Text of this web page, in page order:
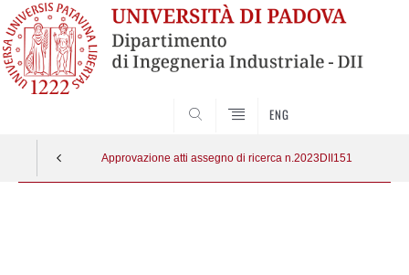
ENG
Approvazione atti assegno di ricerca n.2023DII151